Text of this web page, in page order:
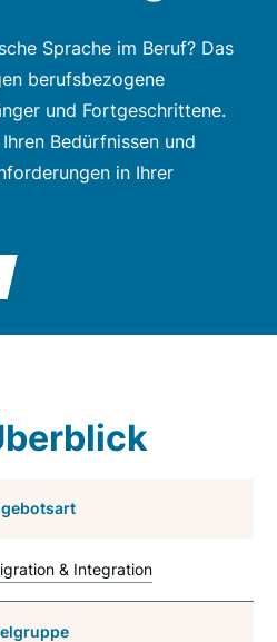
Sprache im Beruf? Das
berufsbezogene
und Fortgeschrittene.
Bedürfnissen und
in Ihrer
& Integration